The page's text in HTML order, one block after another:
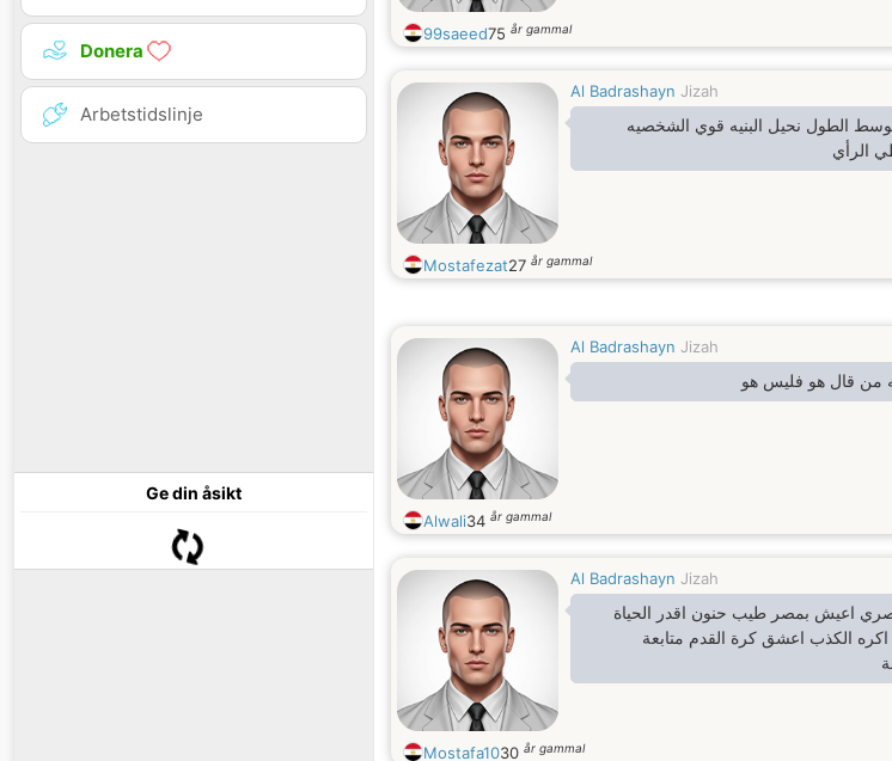
Donera
Arbetstidslinje
Ge din åsikt
99saeed75 år gammal
Al Badrashayn Jizah
الطول نحيل البنيه قوي الشخصيه
الرأي
Mostafezat27 år gammal
Al Badrashayn Jizah
من قال هو فليس هو
Alwali34 år gammal
Al Badrashayn Jizah
اعيش بمصر طيب حنون اقدر الحياة
اكره الكذب اعشق كرة القدم متابعة
Mostafa1030 år gammal